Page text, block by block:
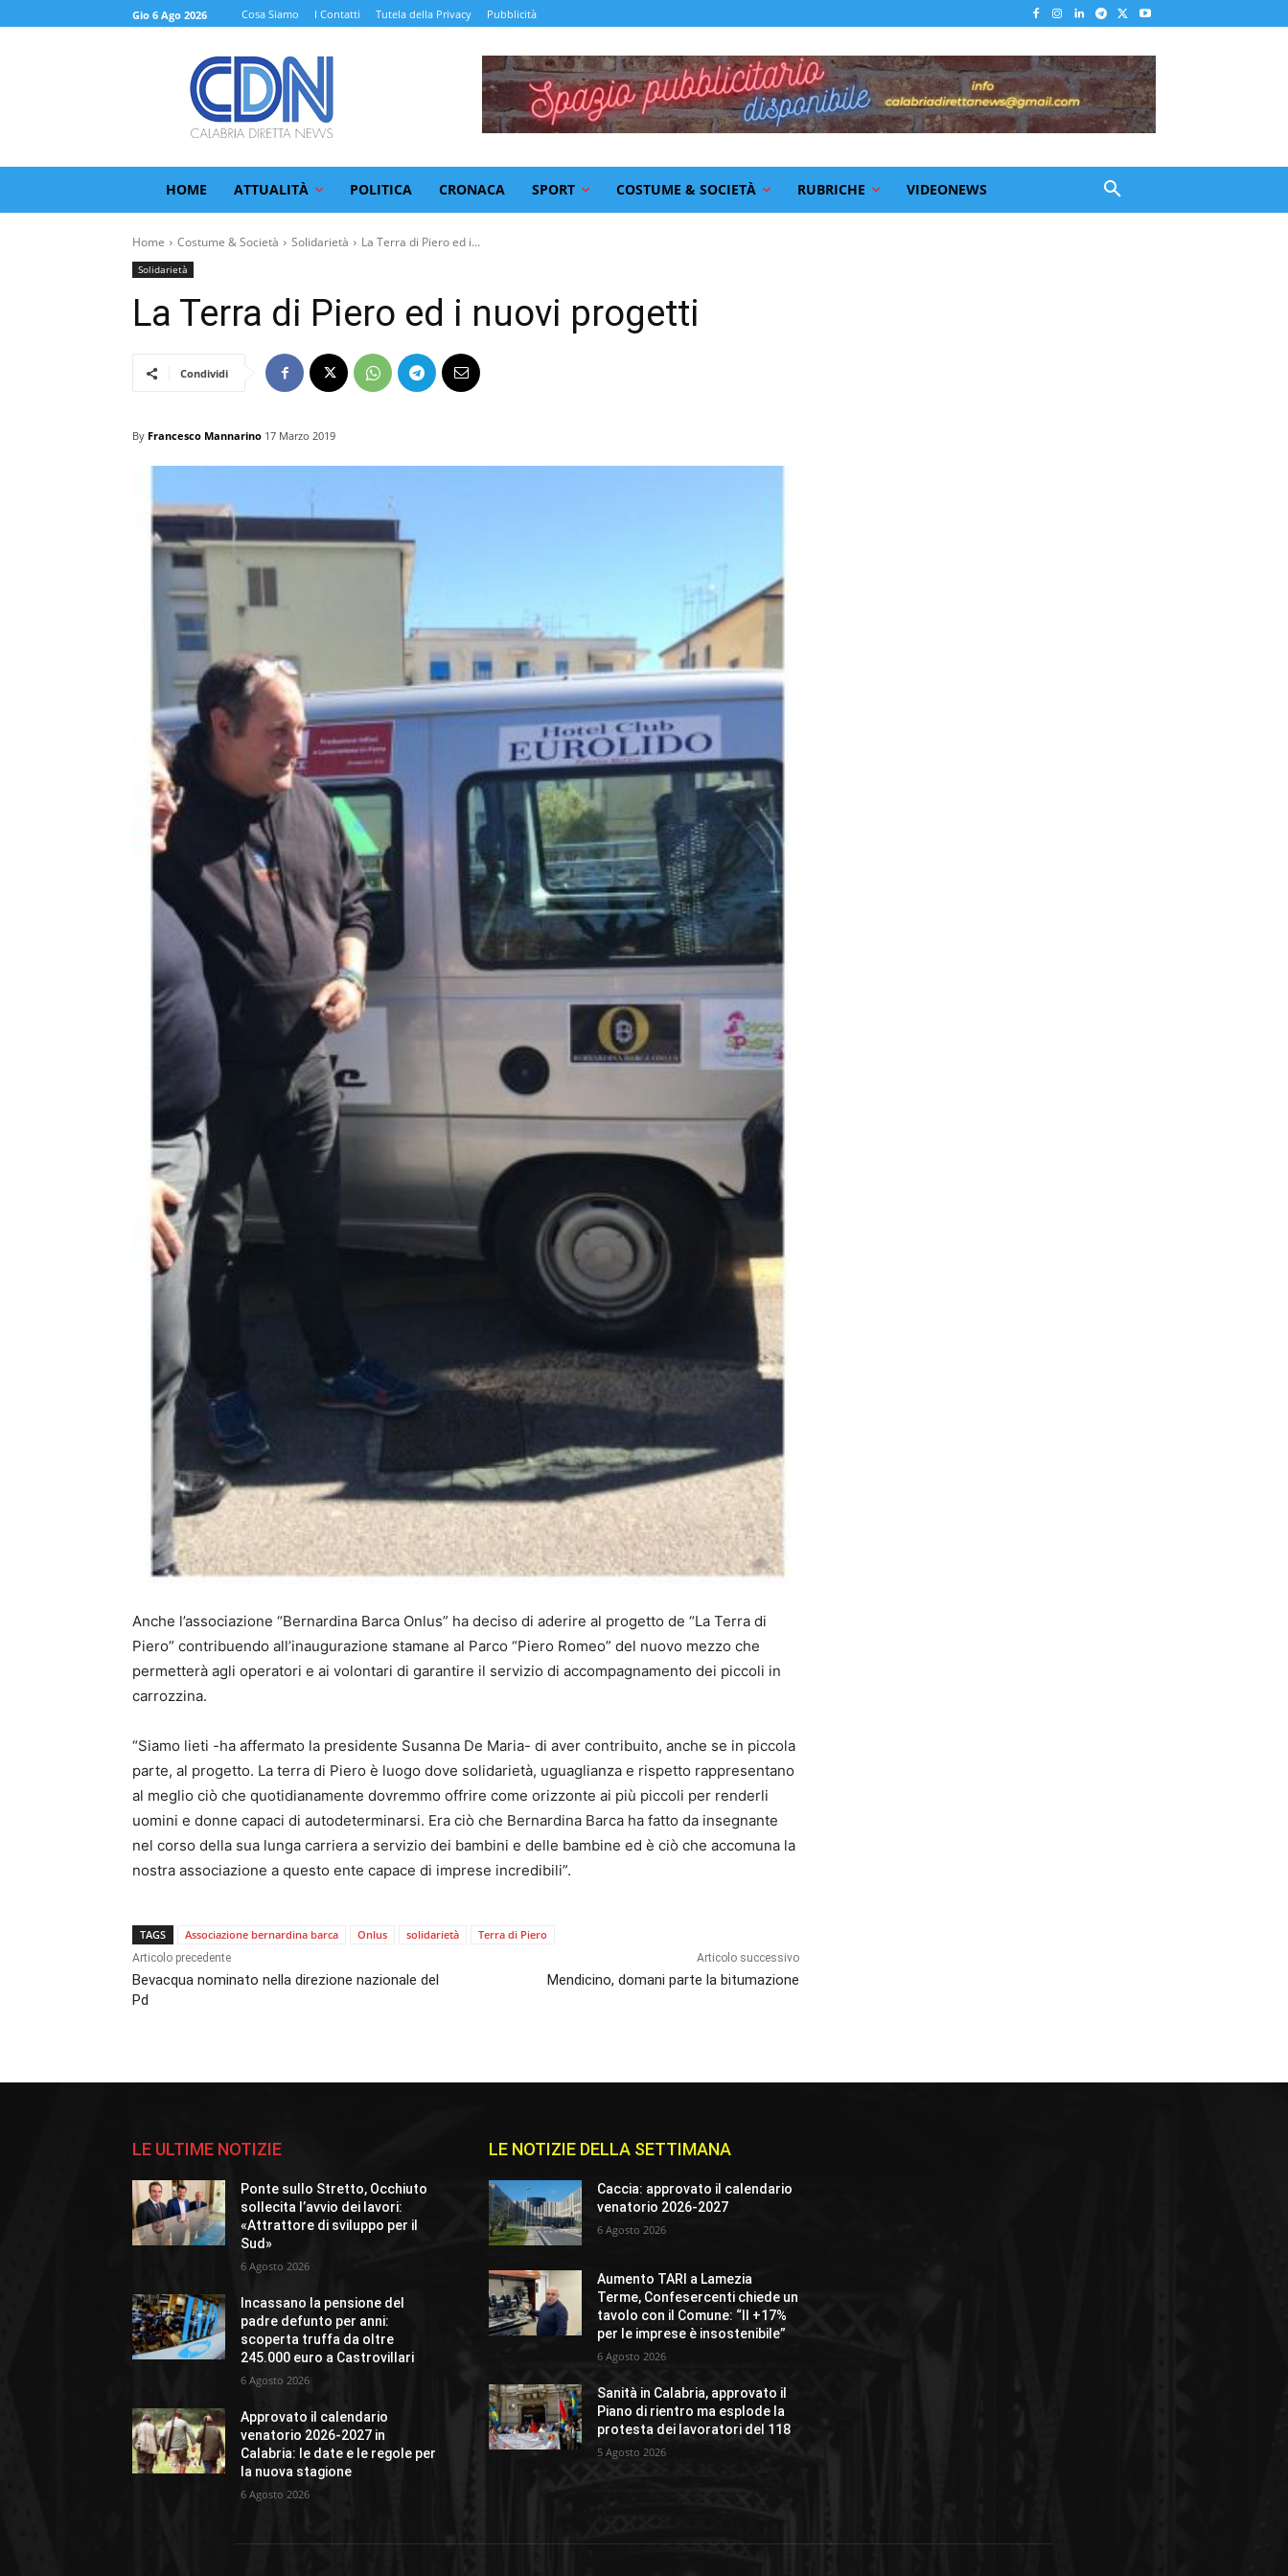
Gio 6 Ago 2026 Cosa Siamo I Contatti Tutela della Privacy Pubblicità
HOME ATTUALITÀ POLITICA CRONACA SPORT COSTUME & SOCIETÀ RUBRICHE VIDEONEWS
Home Costume & Società Solidarietà La Terra di Piero ed i...
Solidarietà
La Terra di Piero ed i nuovi progetti
Condividi
By Francesco Mannarino 17 Marzo 2019
Anche l’associazione “Bernardina Barca Onlus” ha deciso di aderire al progetto de “La Terra di
Piero” contribuendo all’inaugurazione stamane al Parco “Piero Romeo” del nuovo mezzo che
permetterà agli operatori e ai volontari di garantire il servizio di accompagnamento dei piccoli in
carrozzina.
“Siamo lieti -ha affermato la presidente Susanna De Maria- di aver contribuito, anche se in piccola
parte, al progetto. La terra di Piero è luogo dove solidarietà, uguaglianza e rispetto rappresentano
al meglio ciò che quotidianamente dovremmo offrire come orizzonte ai più piccoli per renderli
uomini e donne capaci di autodeterminarsi. Era ciò che Bernardina Barca ha fatto da insegnante
nel corso della sua lunga carriera a servizio dei bambini e delle bambine ed è ciò che accomuna la
nostra associazione a questo ente capace di imprese incredibili”.
TAGS Associazione bernardina barca Onlus solidarietà Terra di Piero
Articolo precedente
Bevacqua nominato nella direzione nazionale del
Pd
Articolo successivo
Mendicino, domani parte la bitumazione
LE ULTIME NOTIZIE
Ponte sullo Stretto, Occhiuto
sollecita l’avvio dei lavori:
«Attrattore di sviluppo per il
Sud»
6 Agosto 2026
Incassano la pensione del
padre defunto per anni:
scoperta truffa da oltre
245.000 euro a Castrovillari
6 Agosto 2026
Approvato il calendario
venatorio 2026-2027 in
Calabria: le date e le regole per
la nuova stagione
6 Agosto 2026
LE NOTIZIE DELLA SETTIMANA
Caccia: approvato il calendario
venatorio 2026-2027
6 Agosto 2026
Aumento TARI a Lamezia
Terme, Confesercenti chiede un
tavolo con il Comune: “Il +17%
per le imprese è insostenibile”
6 Agosto 2026
Sanità in Calabria, approvato il
Piano di rientro ma esplode la
protesta dei lavoratori del 118
5 Agosto 2026